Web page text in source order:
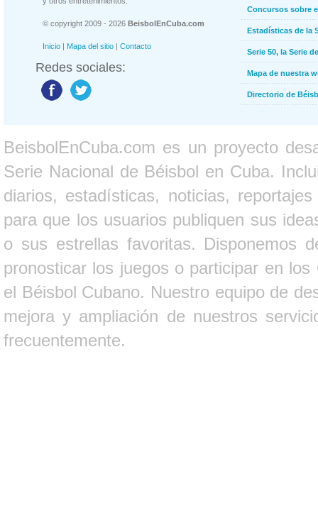
© copyright 2009 - 2026 BeisbolEnCuba.com
Inicio | Mapa del sitio | Contacto
Redes sociales:
Concursos sobre
Estadísticas de la
Serie 50, la Serie
Mapa de nuestra
Directorio de
BeisbolEnCuba.com es un proyecto
Serie Nacional de Béisbol en Cuba.
diarios, estadísticas, noticias,
para que los usuarios publiquen sus
o sus estrellas favoritas. Disponemos
pronosticar los juegos o participar en
el Béisbol Cubano. Nuestro equipo de
mejora y ampliación de nuestros
frecuentemente.